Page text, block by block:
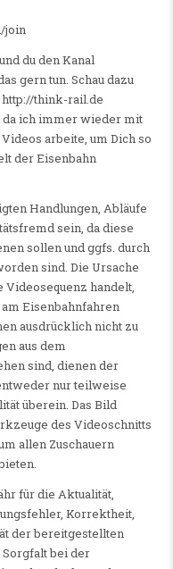
join
du den Kanal
gern tun. Schau dazu
think-rail.de
ich immer wieder mit
arbeite, um Dich so
der Eisenbahn
Handlungen, Abläufe
sein, da diese
sollen und ggfs. durch
sind. Die Ursache
Videosequenz handelt,
Eisenbahnfahren
ausdrücklich nicht zu
aus dem
sind, dienen der
nur teilweise
überein. Das Bild
des Videoschnitts
allen Zuschauern
für die Aktualität,
Korrektheit,
der bereitgestellten
bei der